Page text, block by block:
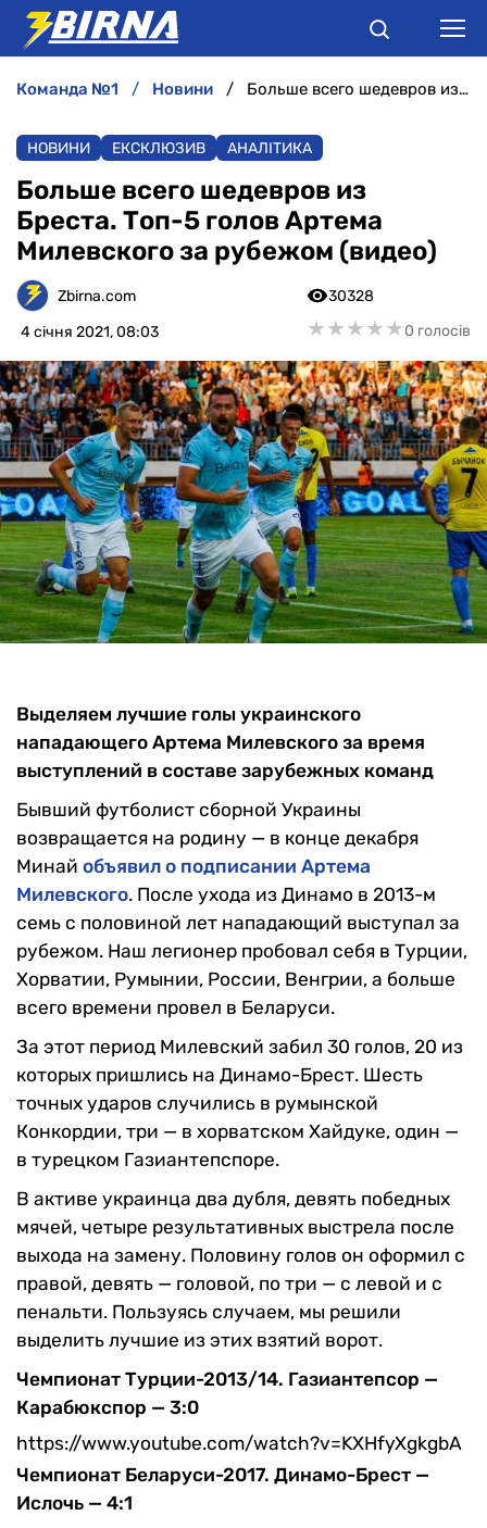
АНАЛІТИКА
ІНТЕРВ'Ю
РІЗНЕ
команда №1 новини Больше всего шедевров из Бреста. Топ-5 голов Артема Милевского за рубежом (видео)
НОВИНИ ЕКСКЛЮЗИВ АНАЛІТИКА
Больше всего шедевров из
Бреста. Топ-5 голов Артема
Милевского за рубежом (видео)
Zbirna.com
4 січня 2021, 08:03
30328
★★★★★
★★★★★0 голосів
Выделяем лучшие голы украинского
нападающего Артема Милевского за время
выступлений в составе зарубежных команд
Бывший футболист сборной Украины
возвращается на родину — в конце декабря
Минай объявил о подписании Артема
Милевского. После ухода из Динамо в 2013-м
семь с половиной лет нападающий выступал за
рубежом. Наш легионер пробовал себя в Турции,
Хорватии, Румынии, России, Венгрии, а больше
всего времени провел в Беларуси.
За этот период Милевский забил 30 голов, 20 из
которых пришлись на Динамо-Брест. Шесть
точных ударов случились в румынской
Конкордии, три — в хорватском Хайдуке, один —
в турецком Газиантепспоре.
В активе украинца два дубля, девять победных
мячей, четыре результативных выстрела после
выхода на замену. Половину голов он оформил с
правой, девять — головой, по три — с левой и с
пенальти. Пользуясь случаем, мы решили
выделить лучшие из этих взятий ворот.
Чемпионат Турции-2013/14. Газиантепсор —
Карабюкспор — 3:0
https://www.youtube.com/watch?v=KXHfyXgkgbA
Чемпионат Беларуси-2017. Динамо-Брест —
Ислочь — 4:1